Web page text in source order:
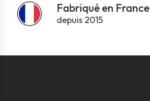
Fabriqué en France
depuis 2015